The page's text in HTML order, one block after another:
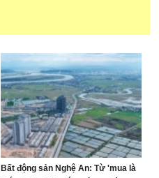
Bất động sản Nghệ An: Từ 'mua là